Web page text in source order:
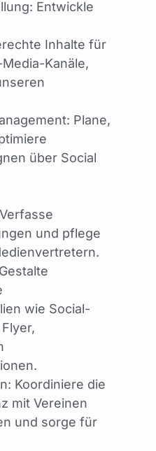
Entwickle
Inhalte für
Kanäle,
Plane,
über Social
und pflege
wie Social-
Koordiniere die
mit Vereinen
und sorge für